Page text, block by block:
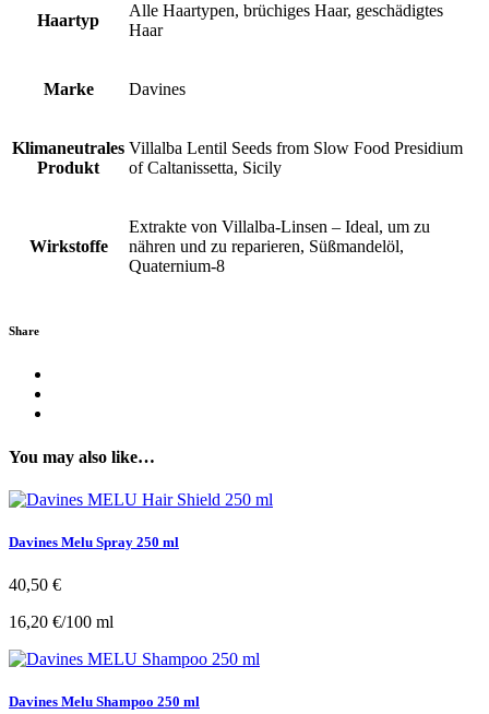
Haartyp
Alle Haartypen, brüchiges Haar, geschädigtes
Haar
Marke Davines
Klimaneutrales
Produkt
Villalba Lentil Seeds from Slow Food Presidium
of Caltanissetta, Sicily
Wirkstoffe
Extrakte von Villalba-Linsen – Ideal, um zu
nähren und zu reparieren, Süßmandelöl,
Quaternium-8
Share
You may also like…
Davines Melu Spray 250 ml
40,50 €
16,20 €/100 ml
Davines Melu Shampoo 250 ml